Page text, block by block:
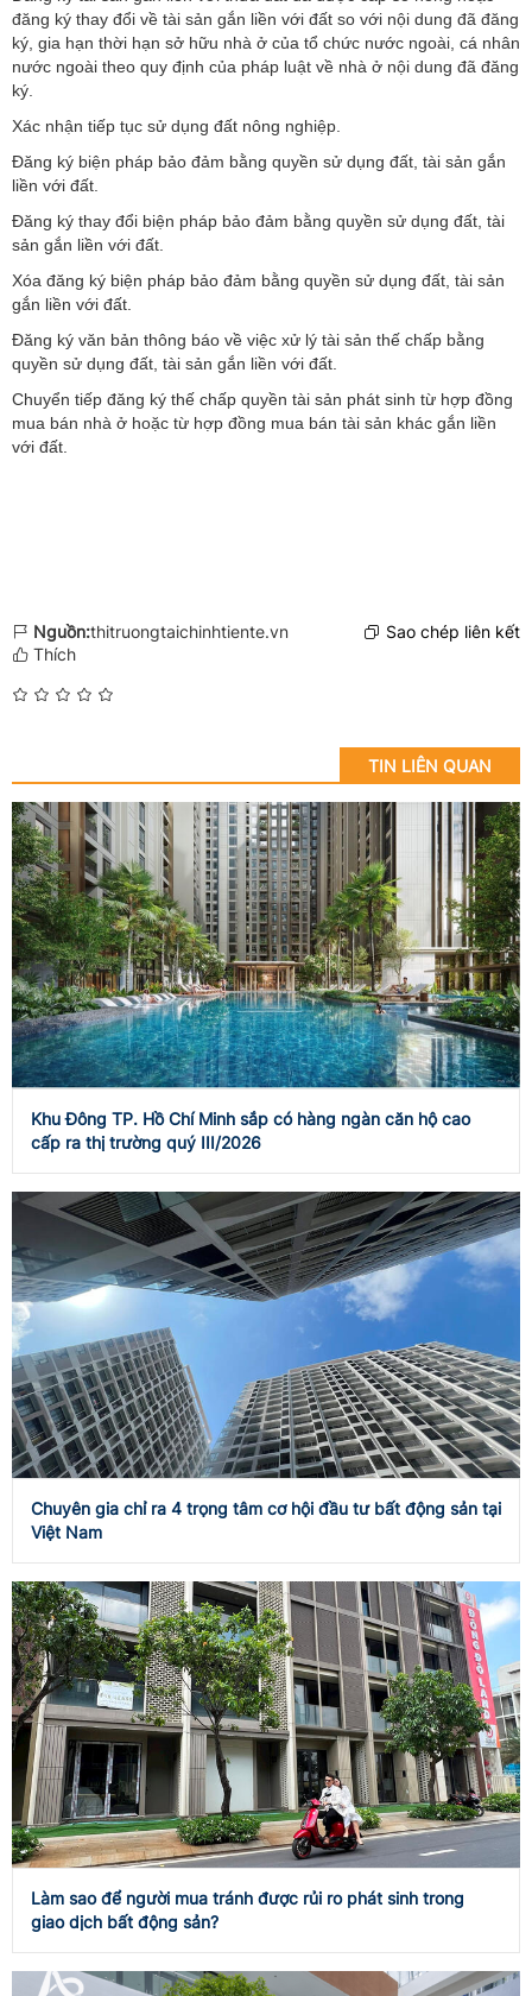
đăng ký thay đổi về tài sản gắn liền với đất so với nội dung đã đăng
ký, gia hạn thời hạn sở hữu nhà ở của tổ chức nước ngoài, cá nhân
nước ngoài theo quy định của pháp luật về nhà ở nội dung đã đăng
ký.
Xác nhận tiếp tục sử dụng đất nông nghiệp.
Đăng ký biện pháp bảo đảm bằng quyền sử dụng đất, tài sản gắn
liền với đất.
Đăng ký thay đổi biện pháp bảo đảm bằng quyền sử dụng đất, tài
sản gắn liền với đất.
Xóa đăng ký biện pháp bảo đảm bằng quyền sử dụng đất, tài sản
gắn liền với đất.
Đăng ký văn bản thông báo về việc xử lý tài sản thế chấp bằng
quyền sử dụng đất, tài sản gắn liền với đất.
Chuyển tiếp đăng ký thế chấp quyền tài sản phát sinh từ hợp đồng
mua bán nhà ở hoặc từ hợp đồng mua bán tài sản khác gắn liền
với đất.
Nguồn:thitruongtaichinhtiente.vn
Sao chép liên kết
Thích
TIN LIÊN QUAN
Khu Đông TP. Hồ Chí Minh sắp có hàng ngàn căn hộ cao
cấp ra thị trường quý III/2026
Chuyên gia chỉ ra 4 trọng tâm cơ hội đầu tư bất động sản tại
Việt Nam
Làm sao để người mua tránh được rủi ro phát sinh trong
giao dịch bất động sản?